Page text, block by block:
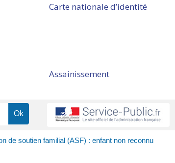
Carte nationale d’identité
Assainissement
de soutien familial (ASF) : enfant non reconnu